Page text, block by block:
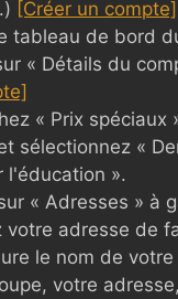
[Créer un compte]
tableau de bord
« Détails du
« Prix spéciaux
sélectionnez «
l'éducation ».
« Adresses » à
votre adresse de
le nom de votre
votre